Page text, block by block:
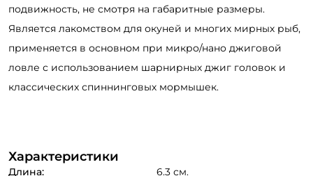
подвижность, не смотря на габаритные размеры.
Является лакомством для окуней и многих мирных рыб,
применяется в основном при микро/нано джиговой
ловле с использованием шарнирных джиг головок и
классических спиннинговых мормышек.
Характеристики
Длина: 6.3 см.
ФИО: *